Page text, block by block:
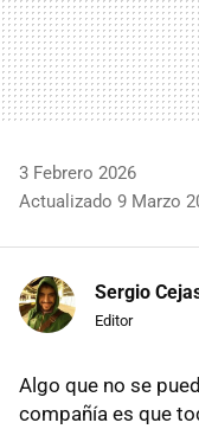
3 Febrero 2026
Actualizado 9 Marzo
Sergio
Editor
Algo que no se
compañía es que